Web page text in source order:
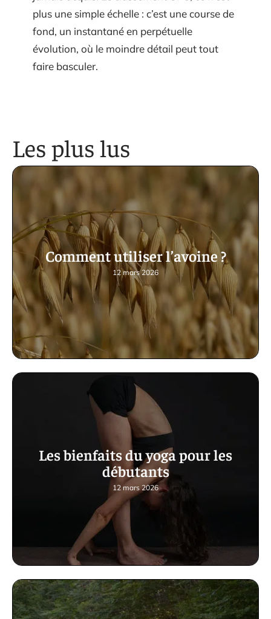
plus une simple échelle : c’est une course de
fond, un instantané en perpétuelle
évolution, où le moindre détail peut tout
faire basculer.
Les plus lus
Comment utiliser l’avoine ?
12 mars 2026
Les bienfaits du yoga pour les
débutants
12 mars 2026